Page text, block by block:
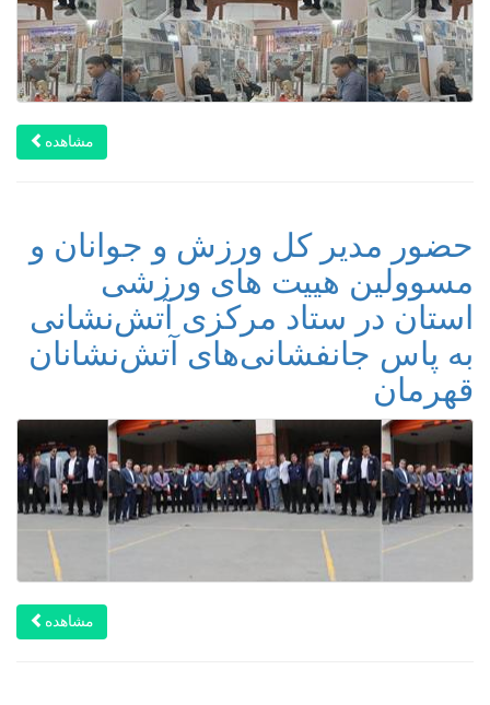
مشاهده
حضور مدیر کل ورزش و جوانان و
مسوولین هییت های ورزشی
استان در ستاد مرکزی آتش‌نشانی
به پاس جانفشانی‌های آتش‌نشانان
قهرمان
مشاهده